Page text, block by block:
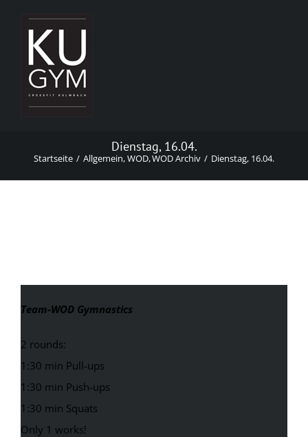
springen
Dienstag, 16.04.
Startseite Allgemein WOD WOD Archiv Dienstag, 16.04.
Team-WOD Gymnastics
2 rounds:
1:30 min Pull-ups
1:30 min Push-ups
1:30 min Squats
Only 1 works!